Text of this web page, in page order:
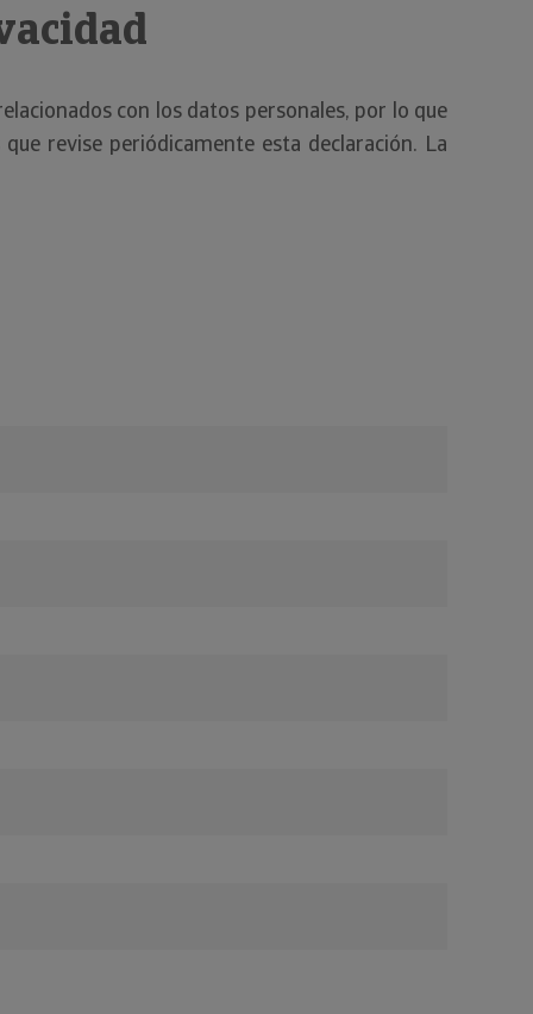
con los datos personales, por lo que
revise periódicamente esta declaración. La